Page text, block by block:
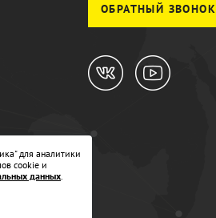
ОБРАТНЫЙ ЗВОНОК
для аналитики
cookie и
данных.